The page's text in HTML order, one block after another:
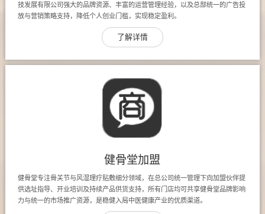
技发展有限公司强大的品牌资源、丰富的运营管理经验，以及总部统一的广告投
放与营销策略支持，降低个人创业门槛，实现稳定盈利。
了解详情
健骨堂加盟
健骨堂专注骨关节与风湿理疗贴敷细分领域，在总公司统一管理下向加盟伙伴提
供选址指导、开业培训及持续产品供货支持，所有门店均可共享健骨堂品牌影响
力与统一的市场推广资源，是稳健入局中医健康产业的优质渠道。